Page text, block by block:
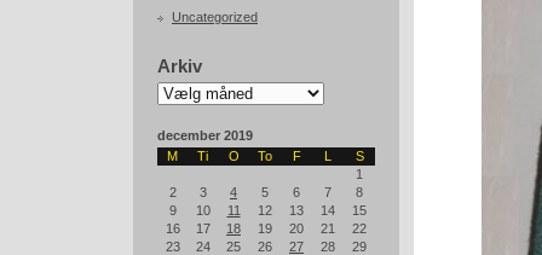
Uncategorized
Arkiv
Arkiv
december 2019
M
Ti O To F L
S
1
2
3 4 5 6 7
8
9
10 11 12 13 14
15
16
17 18 19 20 21
22
23
24 25 26 27 28
29